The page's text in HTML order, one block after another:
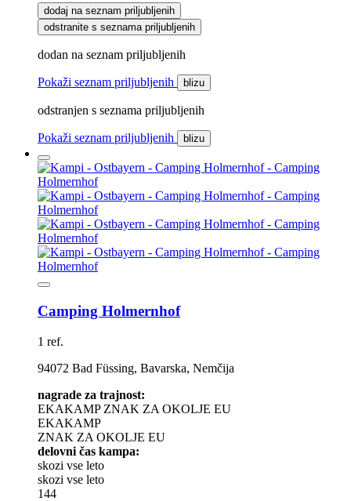
dodaj na seznam priljubljenih
odstranite s seznama priljubljenih
dodan na seznam priljubljenih
Pokaži seznam priljubljenih blizu
odstranjen s seznama priljubljenih
Pokaži seznam priljubljenih blizu
Camping Holmernhof
1 ref.
94072 Bad Füssing, Bavarska, Nemčija
nagrade za trajnost:
EKAKAMP ZNAK ZA OKOLJE EU
EKAKAMP
ZNAK ZA OKOLJE EU
delovni čas kampa:
skozi vse leto
skozi vse leto
144